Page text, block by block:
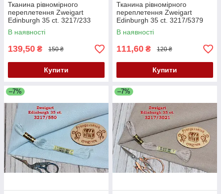
Тканина рівномірного
переплетення Zweigart
Edinburgh 35 ct. 3217/233
Antique Ivory (антична
слонова кістка)
В наявності
139,50 ₴ 150 ₴
Купити
Тканина рівномірного
переплетення Zweigart
Edinburgh 35 ct. 3217/5379
Raw linen/white dots (колір
сирого льону в б
В наявності
111,60 ₴ 120 ₴
Купити
–7% –7%